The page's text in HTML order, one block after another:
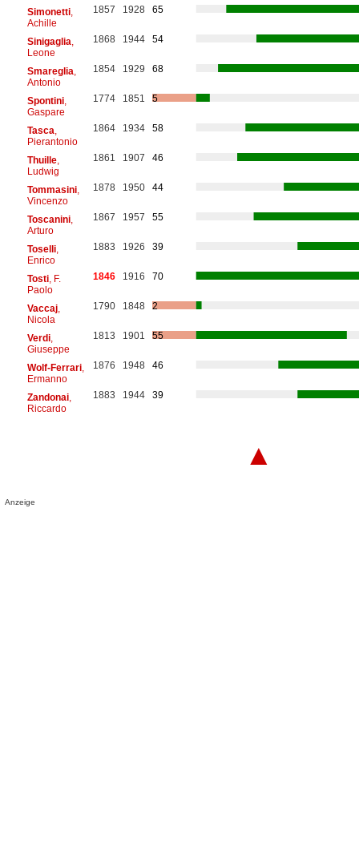
Simonetti,
Achille
1857 1928 65
Sinigaglia
Leone
1868 1944 54
Smareglia
Antonio
1854 1929 68
Spontini,
Gaspare
1774 1851 5
Tasca
Pierantonio
1864 1934 58
Thuille,
Ludwig
1861 1907 46
Tommasini,
Vincenzo
1878 1950 44
Toscanini,
Arturo
1867 1957 55
Toselli,
Enrico
1883 1926 39
Tosti, F.
Paolo
1846 1916 70
Vaccaj,
Nicola
1790 1848 2
Verdi,
Giuseppe
1813 1901 55
Wolf-Ferrari,
Ermanno
1876 1948 46
Zandonai,
Riccardo
1883 1944 39
▲
Anzeige